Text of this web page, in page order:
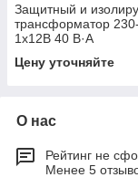
Защитный и
трансформатор
1x12В 40 В·А
Цену уточняйте
О нас
Рейтинг не
Менее 5